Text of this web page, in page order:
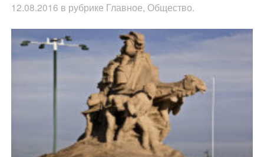
12.08.2016 в рубрике Главное, Общество.